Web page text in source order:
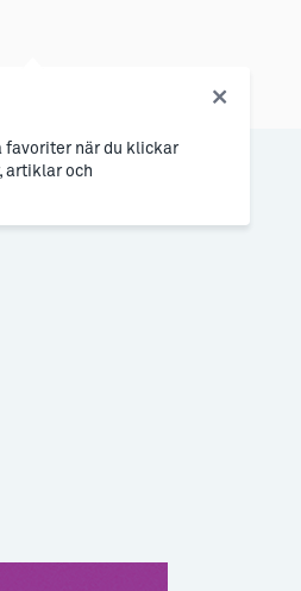
favoriter när du klickar
artiklar och